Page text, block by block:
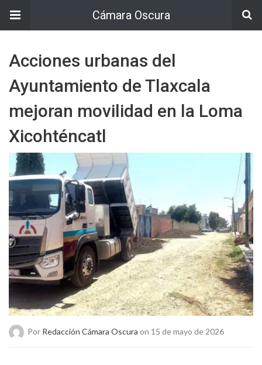
Cámara Oscura
Acciones urbanas del
Ayuntamiento de Tlaxcala
mejoran movilidad en la Loma
Xicohténcatl
Por Redacción Cámara Oscura on 15 de mayo de 2026